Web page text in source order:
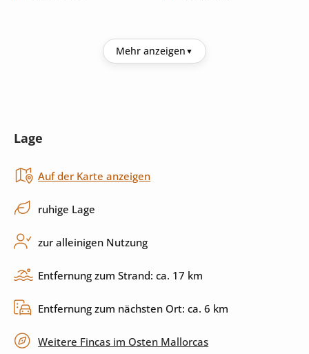
Toaster
Herd
Spülmaschine
Mehr anzeigen
Lage
Auf der Karte anzeigen
ruhige Lage
zur alleinigen Nutzung
Entfernung zum Strand: ca. 17 km
Entfernung zum nächsten Ort: ca. 6 km
Weitere Fincas im Osten Mallorcas